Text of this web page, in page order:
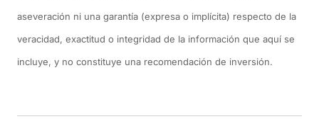
aseveración ni una garantía (expresa o implícita) respecto de la
veracidad, exactitud o integridad de la información que aquí se
incluye, y no constituye una recomendación de inversión.